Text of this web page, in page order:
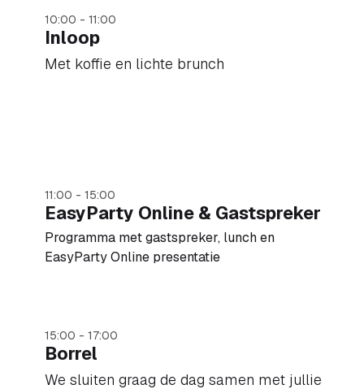
10:00 - 11:00
Inloop
Met koffie en lichte brunch
11:00 - 15:00
EasyParty Online & Gastspreker
Programma met gastspreker, lunch en
EasyParty Online presentatie
15:00 - 17:00
Borrel
We sluiten graag de dag samen met jullie